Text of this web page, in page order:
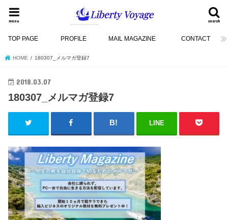
search
menu
TOP PAGE PROFILE MAIL MAGAZINE CONTACT
HOME 180307_メルマガ登録7
2018.03.07
180307_メルマガ登録7
LINE